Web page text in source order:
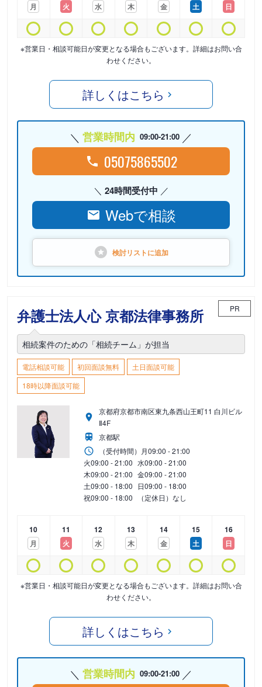
月
火
水
木
金
土
日
※営業日・相談可能日が変更となる場合もございます。詳細はお問い合
わせください。
詳しくはこちら
営業時間内 09:00-21:00
05075865502
24時間受付中
Webで相談
検討リストに追加
弁護士法人心 京都法律事務所 PR
相続案件のための「相続チーム」が担当
電話相談可能 初回面談無料
土日面談可能
18時以降面談可能
京都府京都市南区東九条西山王町11 白川ビル
Ⅱ4F
京都駅
（受付時間） 月09:00 - 21:00
火09:00 - 21:00 水09:00 - 21:00
木09:00 - 21:00 金09:00 - 21:00
土09:00 - 18:00 日09:00 - 18:00
祝09:00 - 18:00 （定休日）なし
10
月
11
火
12
水
13
木
14
金
15
土
16
日
※営業日・相談可能日が変更となる場合もございます。詳細はお問い合
わせください。
詳しくはこちら
営業時間内 09:00-21:00